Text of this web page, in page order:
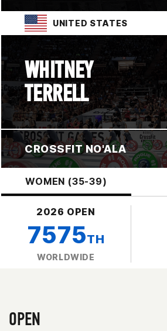
UNITED STATES
WHITNEY
TERRELL
CROSSFIT NO'ALA
WOMEN (35-39)
2026 OPEN
7575TH
WORLDWIDE
OPEN